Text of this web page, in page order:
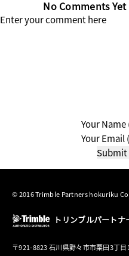
No Comments
© 2016 Trimble Partners hokuriku
トリンブルパート
〒921-8823 石川県野々市市粟田3丁目